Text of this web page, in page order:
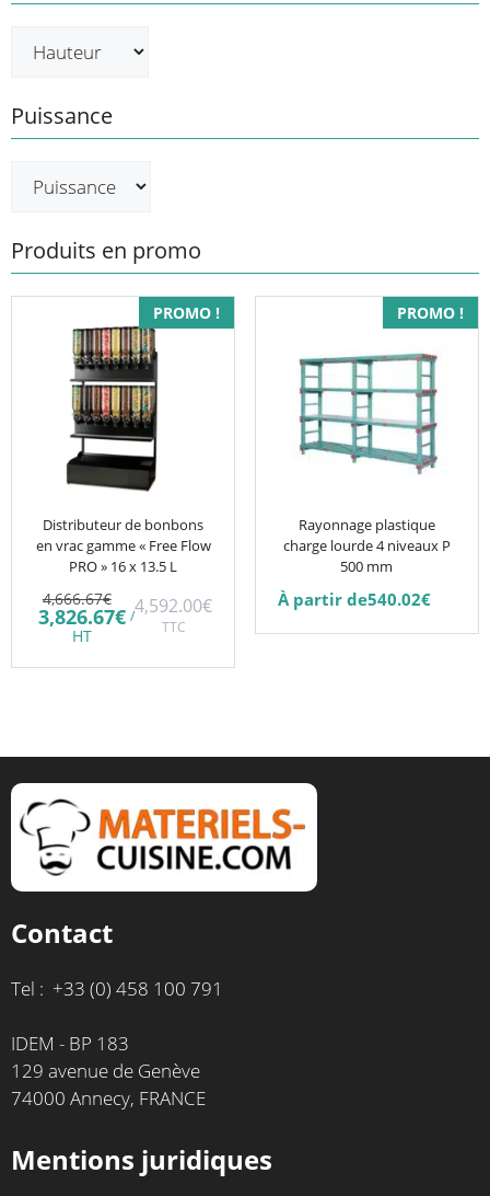
Puissance
Produits en promo
PROMO !
Distributeur de bonbons
en vrac gamme « Free Flow
PRO » 16 x 13.5 L
4,666.67€ Le
prix
initial
4,666.67€.
3,826.67€Le
est :
HT
/4,592.00€
TTC
PROMO !
Rayonnage plastique
charge lourde 4 niveaux P
500 mm
À partir de540.02€
plusieurs
variations.
choisies
page
Contact
Tel : +33 (0) 458 100 791
IDEM - BP 183
129 avenue de Genève
74000 Annecy, FRANCE
Mentions juridiques